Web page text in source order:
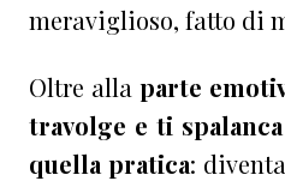
meraviglioso, fatto di
Oltre alla parte
travolge e ti
quella pratica: